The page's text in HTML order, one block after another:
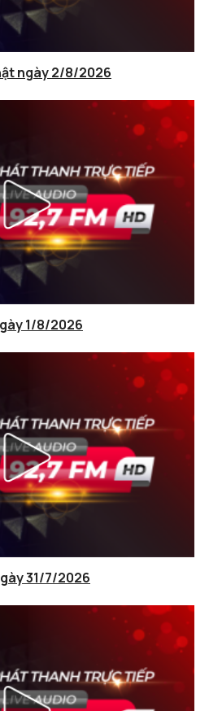
ngày 2/8/2026
1/8/2026
31/7/2026